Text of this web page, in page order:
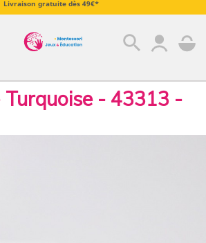
Livraison gratuite dès 49€*
search
- 43313 -